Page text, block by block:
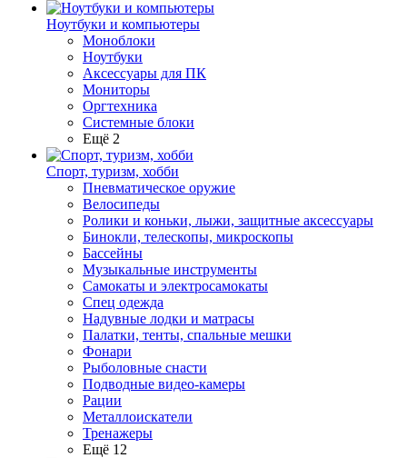
Ноутбуки и компьютеры
Моноблоки
Ноутбуки
Аксессуары для ПК
Мониторы
Оргтехника
Системные блоки
Ещё 2
Спорт, туризм, хобби
Пневматическое оружие
Велосипеды
Ролики и коньки, лыжи, защитные аксессуары
Бинокли, телескопы, микроскопы
Бассейны
Музыкальные инструменты
Самокаты и электросамокаты
Спец одежда
Надувные лодки и матрасы
Палатки, тенты, спальные мешки
Фонари
Рыболовные снасти
Подводные видео-камеры
Рации
Металлоискатели
Тренажеры
Ещё 12